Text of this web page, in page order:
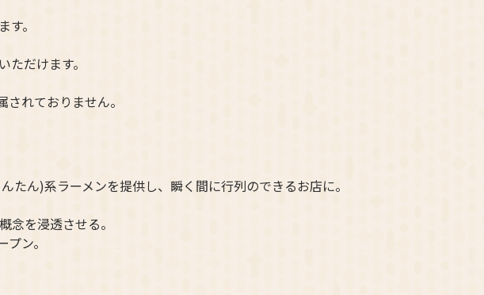
。
だけます。
れておりません。
ん)系ラーメンを提供し、瞬く間に行列のできるお店に。
を浸透させる。
ン。